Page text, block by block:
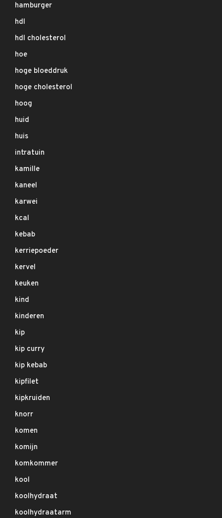
hamburger
hdl
hdl cholesterol
hoe
hoge bloeddruk
hoge cholesterol
hoog
huid
huis
intratuin
kamille
kaneel
karwei
kcal
kebab
kerriepoeder
kervel
keuken
kind
kinderen
kip
kip curry
kip kebab
kipfilet
kipkruiden
knorr
komen
komijn
komkommer
kool
koolhydraat
koolhydraatarm